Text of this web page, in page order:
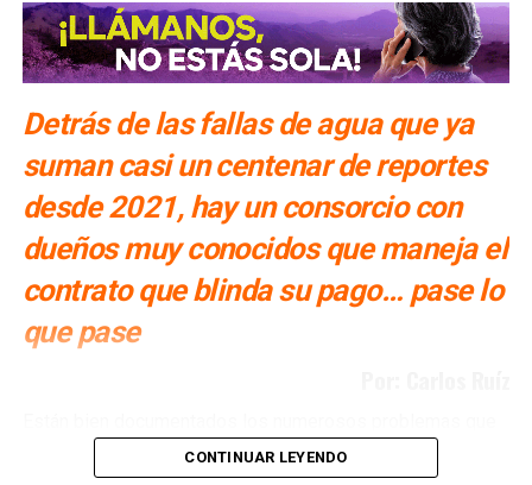
Detrás de las fallas de agua que ya
suman casi un centenar de reportes
desde 2021, hay un consorcio con
dueños muy conocidos que maneja el
contrato que blinda su pago… pase lo
que pase
ha tenido San Luis Potosí con la Presa El Realito, un
proyecto diseñado para surtir de agua a alrededor de 46
CONTINUAR LEYENDO